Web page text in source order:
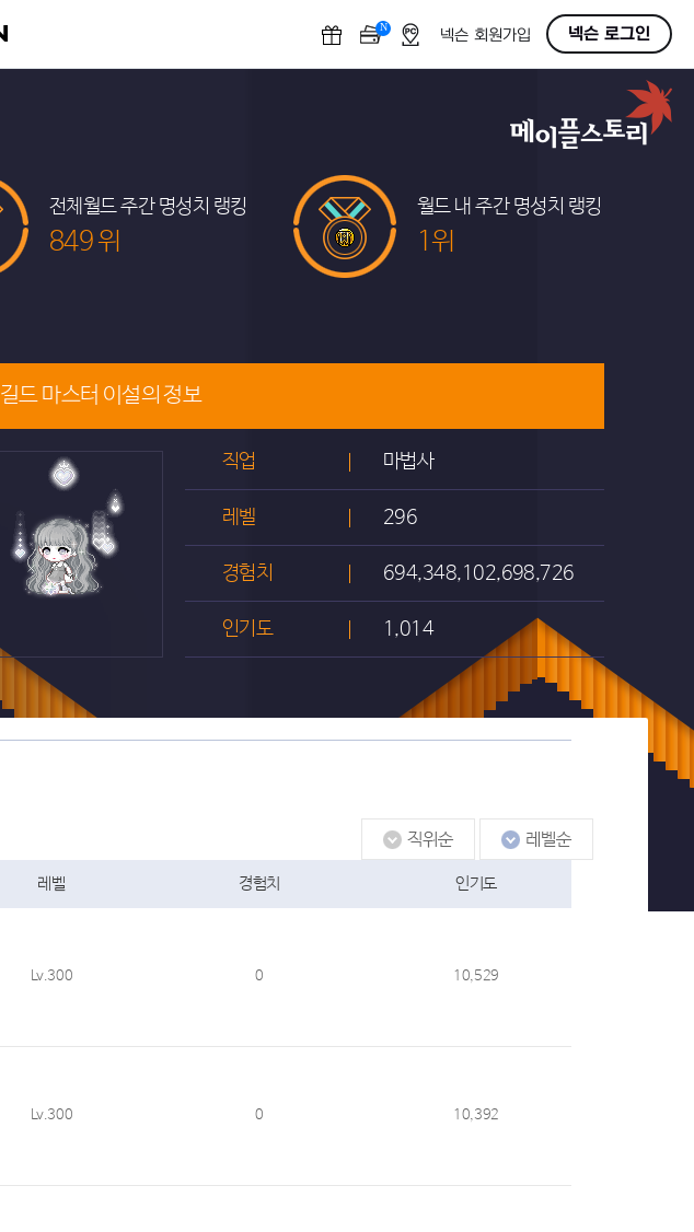
N OFF넥슨 회원가입 넥슨 로그인
전체월드 주간 명성치 랭킹
849 위
월드 내 주간 명성치 랭킹
1위
길드 마스터 이설의 정보
직업 마법사
레벨 296
경험치 694,348,102,698,726
인기도 1,014
레벨 경험치 인기도
Lv.300 0 10,529
Lv.300 0 10,392